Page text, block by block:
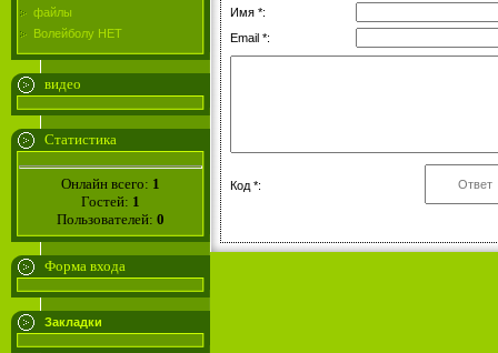
файлы
Волейболу НЕТ
видео
Статистика
Онлайн всего: 1
Гостей: 1
Пользователей: 0
Форма входа
Закладки
Имя *:
Email *:
Код *: